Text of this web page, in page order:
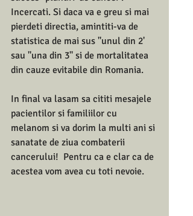
Incercati. Si daca va e greu si mai
pierdeti directia, amintiti-va de
statistica de mai sus ''unul din 2'
sau ''una din 3'' si de mortalitatea
din cauze evitabile din Romania.
In final va lasam sa cititi mesajele
pacientilor si familiilor cu
melanom si va dorim la multi ani si
sanatate de ziua combaterii
cancerului!  Pentru ca e clar ca de
acestea vom avea cu toti nevoie.